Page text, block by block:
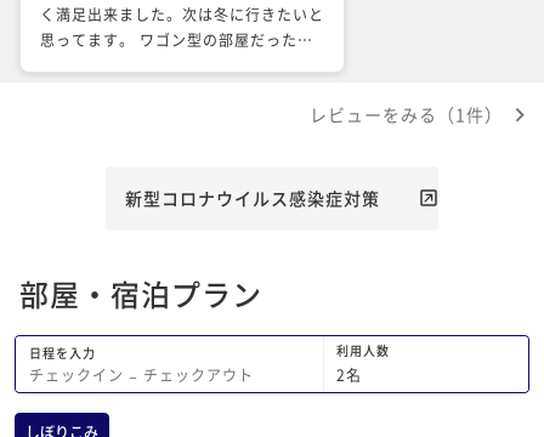
く満足出来ました。次は冬に行きたいと
思ってます。 ワゴン型の部屋だったん
レビューをみる（1件）
新型コロナウイルス感染症対策
部屋・宿泊プラン
日程を入力
チェックイン − チェックアウト
利用人数
2名
しぼりこみ